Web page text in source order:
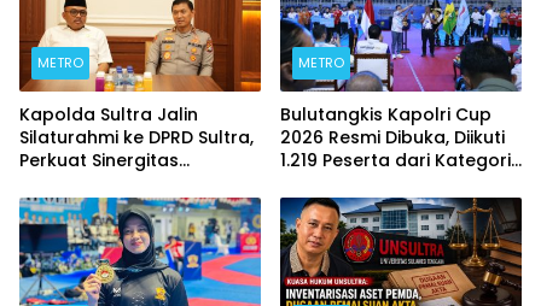
METRO
Kapolda Sultra Jalin
Silaturahmi ke DPRD Sultra,
Perkuat Sinergitas
Kemajuan Daerah
METRO
Bulutangkis Kapolri Cup
2026 Resmi Dibuka, Diikuti
1.219 Peserta dari Kategori